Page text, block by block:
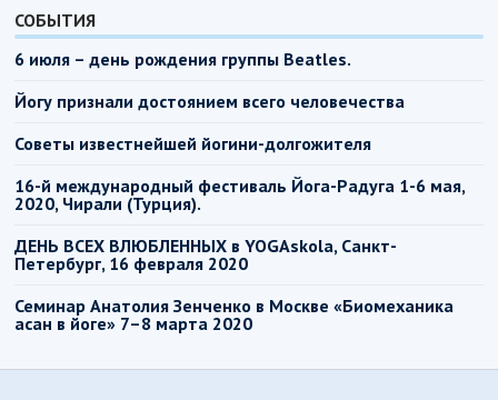
СОБЫТИЯ
6 июля – день рождения группы Beatles.
Йогу признали достоянием всего человечества
Советы известнейшей йогини-долгожителя
16-й международный фестиваль Йога-Радуга 1-6 мая,
2020, Чирали (Турция).
ДЕНЬ ВСЕХ ВЛЮБЛЕННЫХ в YOGAskola, Санкт-
Петербург, 16 февраля 2020
Семинар Анатолия Зенченко в Москве «Биомеханика
асан в йоге» 7–8 марта 2020